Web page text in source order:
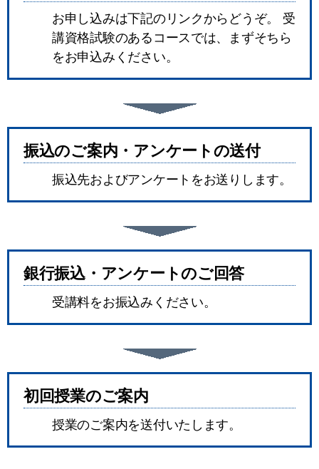
お申し込みは下記のリンクからどうぞ。 受
講資格試験のあるコースでは、まずそちら
をお申込みください。
振込のご案内・アンケートの送付
振込先およびアンケートをお送りします。
銀行振込・アンケートのご回答
受講料をお振込みください。
初回授業のご案内
授業のご案内を送付いたします。